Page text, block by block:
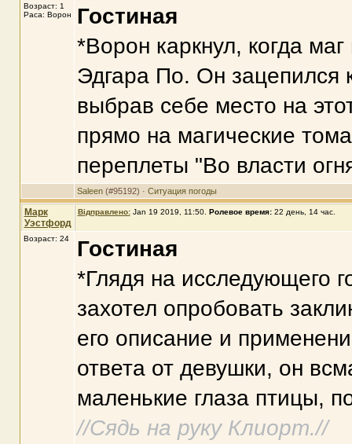
Возраст: 1
Раса: Ворон
Гостиная
*Ворон каркнул, когда
Эдгара По. Он зацепился
выбрав себе место на
прямо на магические
переплеты "Во власти
Saleen(#95192) · Ситуация погоды
Марк
Уэстфорд
Відправлено: Jan 19 2019, 11:50. Ролевое время:22 день, 14 час.
Возраст: 24
Гостиная
*Глядя на исследующего
захотел опробовать
его описание и
ответа от девушки, он
маленькие глаза птицы,
//Сядь на руку Клиорт.//